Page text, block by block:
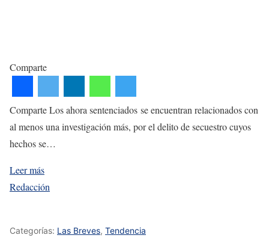
Comparte
Comparte Los ahora sentenciados se encuentran relacionados con
al menos una investigación más, por el delito de secuestro cuyos
hechos se…
Leer más
Redacción
Categorías: Las Breves, Tendencia